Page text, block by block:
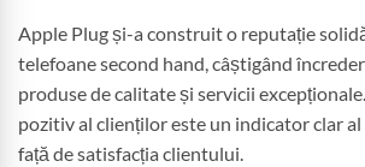
Apple Plug și-a construit o reputație
telefoane second hand, câștigând
produse de calitate și servicii
pozitiv al clienților este un indicator clar
față de satisfacția clientului.